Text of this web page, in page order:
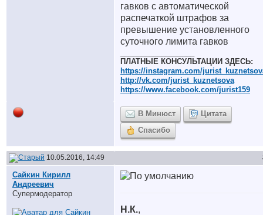
гавков с автоматической
распечаткой штрафов за
превышение установленного
суточного лимита гавков
ПЛАТНЫЕ КОНСУЛЬТАЦИИ ЗДЕСЬ:
https://instagram.com/
http://vk.com/jurist_kuznetsova
https://www.facebook.com/jurist159
В Минюст
Цитата
Спасибо
10.05.2016, 14:49
Сайкин Кирилл
Андреевич
Супермодератор
Н.К.,